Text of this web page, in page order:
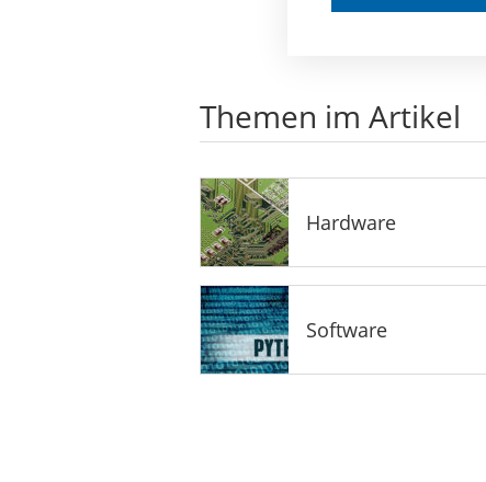
Themen im Artikel
Hardware
Software